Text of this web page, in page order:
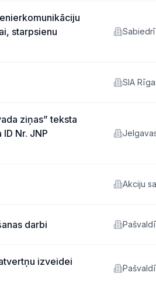
starpsienu
SIA
ziņas” teksta
Nr. JNP
Akciju
darbi
izveidei